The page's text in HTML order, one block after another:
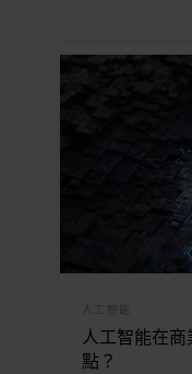
人工智能在商
點？